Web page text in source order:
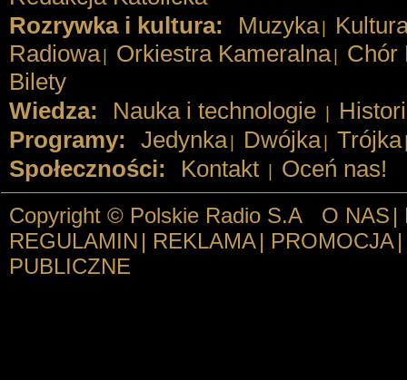
Rozrywka i kultura:
Muzyka
Radiowa
Orkiestra Kameralna
Chór
Bilety
Wiedza:
Nauka i technologie
Programy: Jedynka Dwójka Trójka
Społeczności: Kontakt Oceń nas!
Copyright © Polskie Radio S.A O NAS |
REGULAMIN | REKLAMA | PROMOCJA |
PUBLICZNE